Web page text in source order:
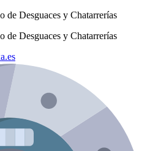
Desguaces y Chatarrerías
Desguaces y Chatarrerías